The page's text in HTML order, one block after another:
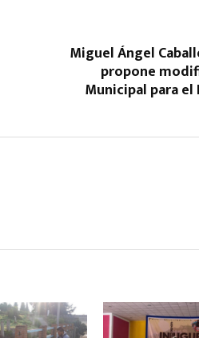
Miguel Ángel
propone
Municipal para el